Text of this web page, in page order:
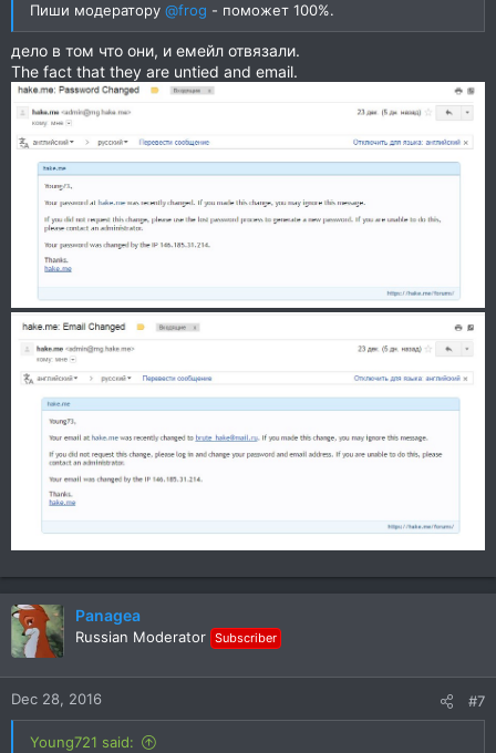
Пиши модератору @frog - поможет 100%.
дело в том что они, и емейл отвязали.
The fact that they are untied and email.
Panagea
Russian Moderator Subscriber
Dec 28, 2016 #7
Young721 said: